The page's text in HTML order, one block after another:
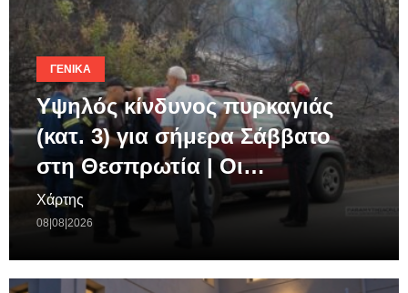
ΓΕΝΙΚΆ
Υψηλός κίνδυνος πυρκαγιάς
(κατ. 3) για σήμερα Σάββατο
στη Θεσπρωτία | Οι…
Χάρτης
08|08|2026